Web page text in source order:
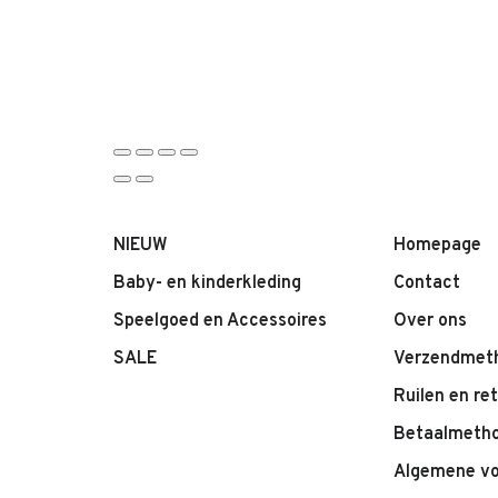
NIEUW
Baby- en kinderkleding
Speelgoed en Accessoires
SALE
Homepage
Contact
Over ons
Ruilen en
Algemene